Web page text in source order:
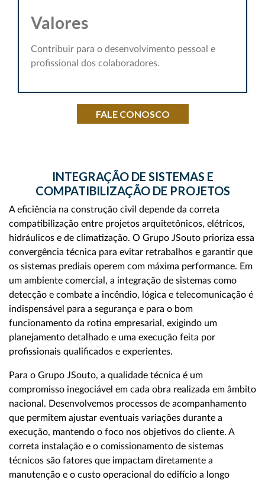
Valores
Contribuir para o desenvolvimento pessoal e
profissional dos colaboradores.
FALE CONOSCO
INTEGRAÇÃO DE SISTEMAS E
COMPATIBILIZAÇÃO DE PROJETOS
A eficiência na construção civil depende da correta
compatibilização entre projetos arquitetônicos, elétricos,
hidráulicos e de climatização. O Grupo JSouto prioriza essa
convergência técnica para evitar retrabalhos e garantir que
os sistemas prediais operem com máxima performance. Em
um ambiente comercial, a integração de sistemas como
detecção e combate a incêndio, lógica e telecomunicação é
indispensável para a segurança e para o bom
funcionamento da rotina empresarial, exigindo um
planejamento detalhado e uma execução feita por
profissionais qualificados e experientes.
Para o Grupo JSouto, a qualidade técnica é um
compromisso inegociável em cada obra realizada em âmbito
nacional. Desenvolvemos processos de acompanhamento
que permitem ajustar eventuais variações durante a
execução, mantendo o foco nos objetivos do cliente. A
correta instalação e o comissionamento de sistemas
técnicos são fatores que impactam diretamente a
manutenção e o custo operacional do edifício a longo